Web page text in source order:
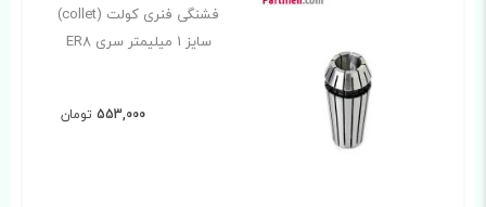
فشنگی فنری کولت (collet)
سایز 1 میلیمتر سری ER8
553,000 تومان